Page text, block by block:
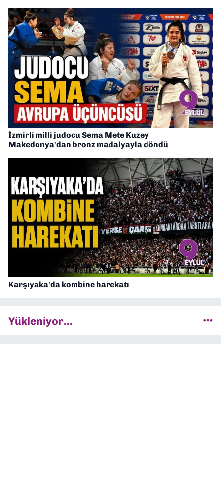
İzmirli milli judocu Sema Mete Kuzey
Makedonya'dan bronz madalyayla döndü
Karşıyaka'da kombine harekatı
Yükleniyor...